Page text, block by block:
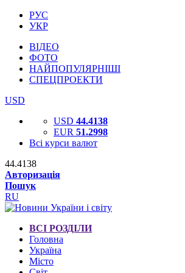
РУС
УКР
ВІДЕО
ФОТО
НАЙПОПУЛЯРНІШІ
СПЕЦПРОЕКТИ
USD
USD 44.4138
EUR 51.2998
Всі курси валют
44.4138
Авторизація
Пошук
RU
ВСІ РОЗДІЛИ
Головна
Україна
Місто